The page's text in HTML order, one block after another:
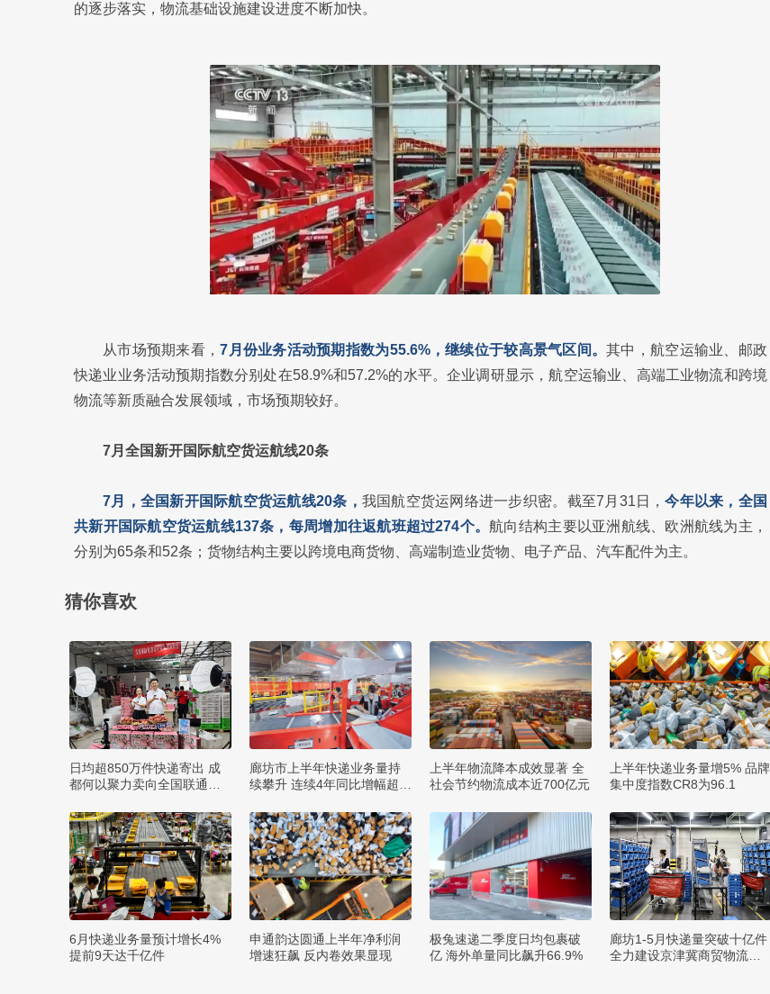
的逐步落实，物流基础设施建设进度不断加快。
从市场预期来看，7月份业务活动预期指数为55.6%，继续位于较高景气区间。其中，航空运输业、邮政
快递业业务活动预期指数分别处在58.9%和57.2%的水平。企业调研显示，航空运输业、高端工业物流和跨境
物流等新质融合发展领域，市场预期较好。
7月全国新开国际航空货运航线20条
7月，全国新开国际航空货运航线20条， 我国航空货运网络进一步织密。截至7月31日，今年以来，全国
共新开国际航空货运航线137条，每周增加往返航班超过274个。航向结构主要以亚洲航线、欧洲航线为主，
分别为65条和52条；货物结构主要以跨境电商货物、高端制造业货物、电子产品、汽车配件为主。
猜你喜欢
日均超850万件快递寄出 成
都何以聚力卖向全国联通全
廊坊市上半年快递业务量持
续攀升 连续4年同比增幅超2
上半年物流降本成效显著 全
社会节约物流成本近700亿元
上半年快递业务量增5% 品牌
集中度指数CR8为96.1
6月快递业务量预计增长4%
提前9天达千亿件
申通韵达圆通上半年净利润
增速狂飙 反内卷效果显现
极兔速递二季度日均包裹破
亿 海外单量同比飙升66.9%
廊坊1-5月快递量突破十亿件
全力建设京津冀商贸物流中